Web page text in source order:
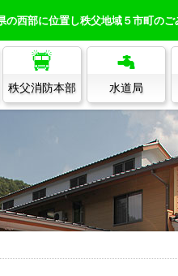
の西部に位置し秩父地域５市町の
秩父消防本部 水道局